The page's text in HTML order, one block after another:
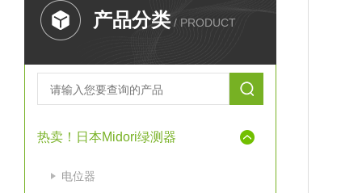
产品分类 / PRODUCT
热卖！日本Midori绿测器
电位器